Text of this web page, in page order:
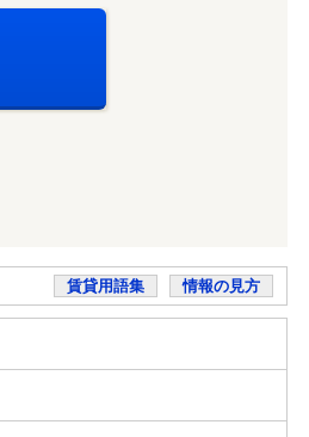
賃貸用語集 情報の見方